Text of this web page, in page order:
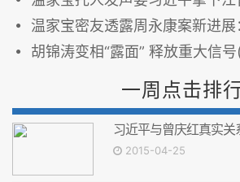
温家宝密友透露周永康案新进展：牵
胡锦涛变相“露面” 释放重大信
一周点击排
习近平与曾庆红真实关
2015-04-25